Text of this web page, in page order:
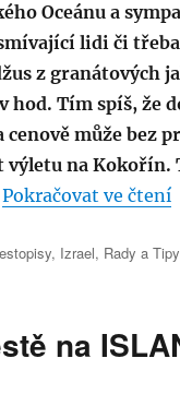
Oceánu a
lidi či
z granátových
hod. Tím spíš, že
cenově může bez
výletu na Kokořín.
Pokračovat ve čtení
, Izrael, Rady a Tipy
na